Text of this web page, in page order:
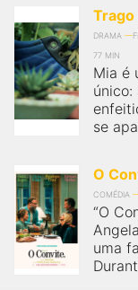
DRAMA
77 MIN
Mia é
único:
se
O
COMÉDIA
“O
uma